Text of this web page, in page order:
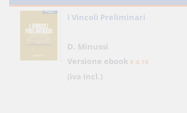
I Vincoli Preliminari
D. Minussi
Versione ebook € 4,19
(iva incl.)